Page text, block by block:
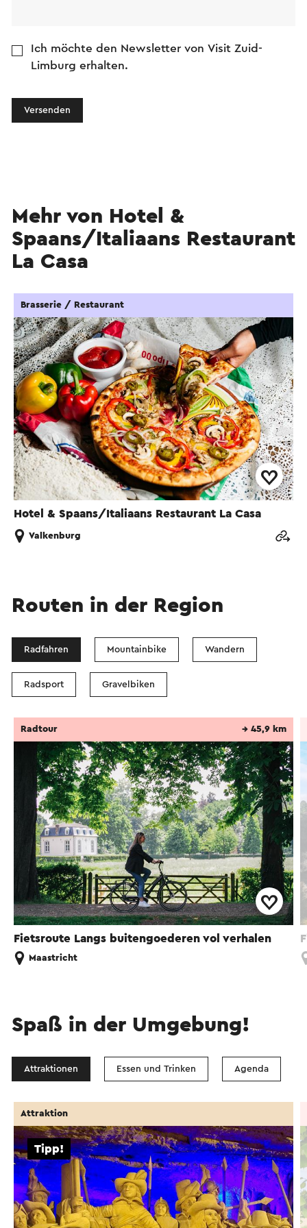
Ich möchte den Newsletter von Visit Zuid-
Limburg erhalten.
Versenden
Mehr von Hotel &
Spaans/Italiaans Restaurant
La Casa
Hotel & Spaans/Italiaans Restaurant La Casa
Brasserie / Restaurant
Valkenburg
Routen in der Region
Radfahren Mountainbike Wandern
Radsport Gravelbiken
Fietsroute Langs buitengoederen vol verhalen
Radtour → 45,9 km
Maastricht
Spaß in der Umgebung!
Attraktionen Essen und Trinken Agenda
Tipp!
Attraktion